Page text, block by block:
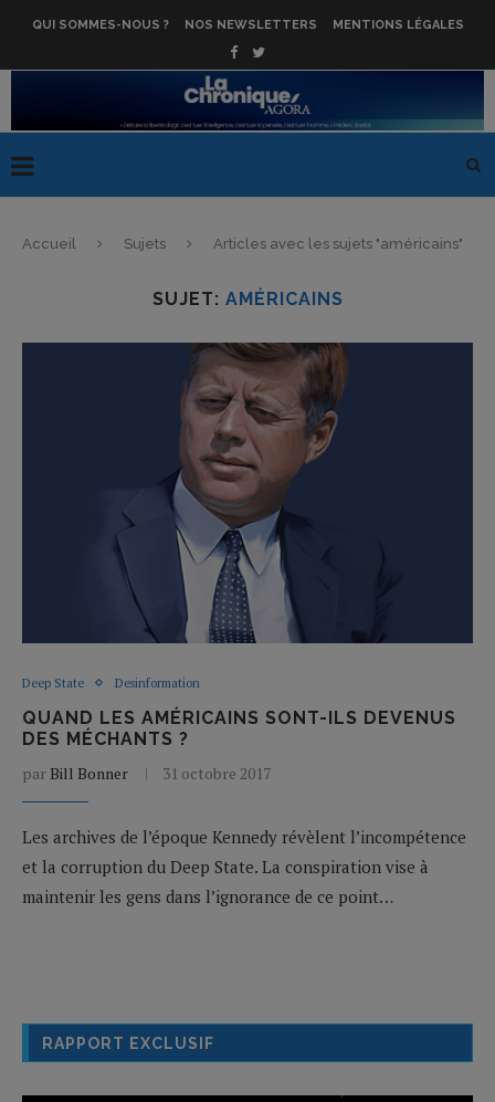
QUI SOMMES-NOUS ? NOS NEWSLETTERS MENTIONS LÉGALES
Accueil Sujets Articles avec les sujets "américains"
SUJET: AMÉRICAINS
Deep State Desinformation
QUAND LES AMÉRICAINS SONT-ILS DEVENUS
DES MÉCHANTS ?
par Bill Bonner 31 octobre 2017
Les archives de l’époque Kennedy révèlent l’incompétence
et la corruption du Deep State. La conspiration vise à
maintenir les gens dans l’ignorance de ce point…
RAPPORT EXCLUSIF